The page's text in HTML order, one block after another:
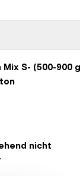
Mix S- (500-900
nicht